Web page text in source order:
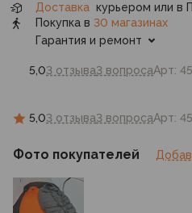
5,03 отзыва3 вопросаАрт:
5,03 отзыва3 вопросаАрт:
Доставка курьером или в
Покупка в 30 магазинах
Гарантия и ремонт
Фото покупателей